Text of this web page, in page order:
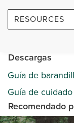
RESOURCES
Descargas
Guía de
Guía de
Recomendado